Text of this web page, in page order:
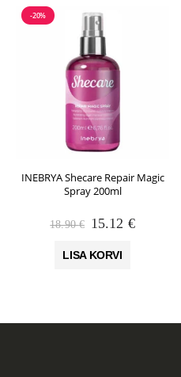
-20%
INEBRYA Shecare Repair Magic
Spray 200ml
18.90€ Algne
oli:
15.12 €Praegune
LISA KORVI